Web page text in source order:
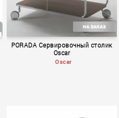
PORADA Сервировочный столик
Oscar
Oscar